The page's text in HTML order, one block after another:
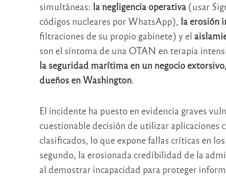
simultáneas: la negligencia operativa(usar
códigos nucleares por WhatsApp), la erosión
filtraciones de su propio gabinete) y el
son el síntoma de una OTAN en terapia
la seguridad marítima en un negocio
dueños en Washington.
El incidente ha puesto en evidencia graves
cuestionable decisión de utilizar aplicaciones
clasificados, lo que expone fallas críticas en
segundo, la erosionada credibilidad de la
al demostrar incapacidad para proteger